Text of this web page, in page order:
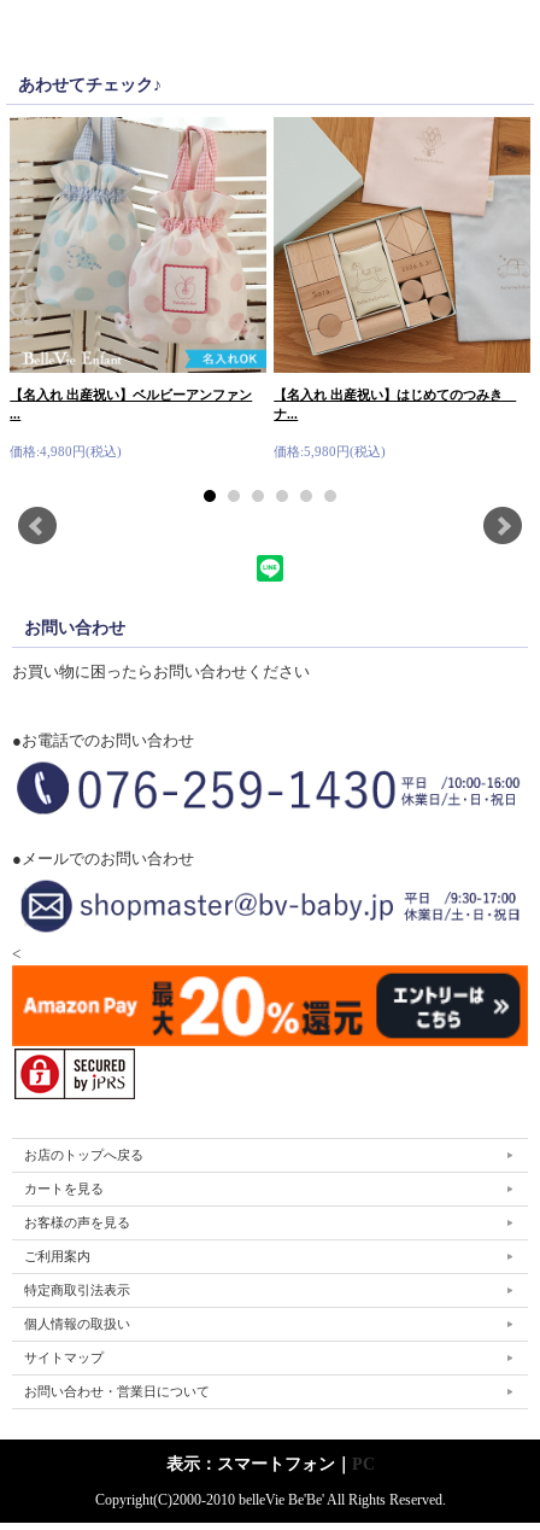
あわせてチェック♪
【名入れ 出産祝い】ベルビーアンファン
...
価格:4,980円(税込)
【名入れ 出産祝い】はじめてのつみき
ナ...
価格:5,980円(税込)
お問い合わせ
お買い物に困ったらお問い合わせください
●お電話でのお問い合わせ
●メールでのお問い合わせ
<
お店のトップへ戻る
カートを見る
お客様の声を見る
ご利用案内
特定商取引法表示
個人情報の取扱い
サイトマップ
お問い合わせ・営業日について
表示：スマートフォン｜ PC
Copyright(C)2000-2010 belleVie Be'Be' All Rights Reserved.